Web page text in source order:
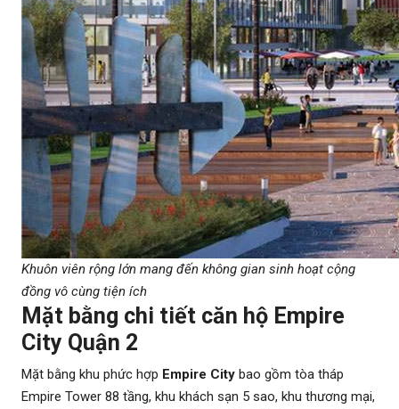
Khuôn viên rộng lớn mang đến không gian sinh hoạt cộng
đồng vô cùng tiện ích
Mặt bằng chi tiết căn hộ Empire
City Quận 2
Mặt bằng khu phức hợp Empire City bao gồm tòa tháp
Empire Tower 88 tầng, khu khách sạn 5 sao, khu thương mại,